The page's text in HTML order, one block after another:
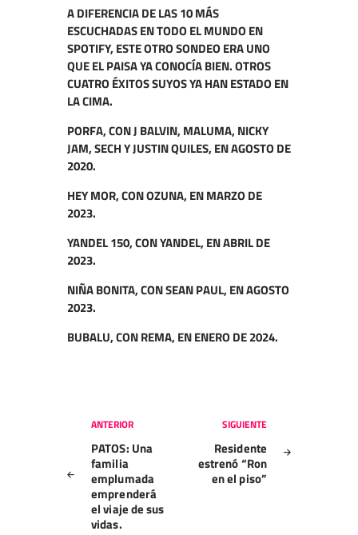
A DIFERENCIA DE LAS 10 MÁS
ESCUCHADAS EN TODO EL MUNDO EN
SPOTIFY, ESTE OTRO SONDEO ERA UNO
QUE EL PAISA YA CONOCÍA BIEN. OTROS
CUATRO ÉXITOS SUYOS YA HAN ESTADO EN
LA CIMA.
PORFA, CON J BALVIN, MALUMA, NICKY
JAM, SECH Y JUSTIN QUILES, EN AGOSTO DE
2020.
HEY MOR, CON OZUNA, EN MARZO DE
2023.
YANDEL 150, CON YANDEL, EN ABRIL DE
2023.
NIÑA BONITA, CON SEAN PAUL, EN AGOSTO
2023.
BUBALU, CON REMA, EN ENERO DE 2024.
Navegación
entradas
ANTERIOR
PATOS: Una
familia
emplumada
emprenderá
el viaje de sus
vidas.
SIGUIENTE
Residente
estrenó “Ron
en el piso”